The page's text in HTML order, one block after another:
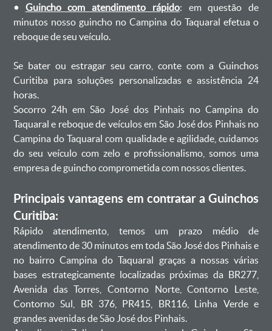
• Guincho com atendimento rápido: em questão de
minutos nosso guincho no Campina do Taquaral efetua o
reboque de seu veículo.
Se bater ou estragar seu carro, conte com a Guinchos
Curitiba para soluções personalizadas e assistência 24
horas.
Socorro 24h em São José dos Pinhais no Campina do
Taquaral e reboque de veículos em São José dos Pinhais no
Campina do Taquaral com qualidade e agilidade, cuidamos
do seu veículo com zelo e profissionalismo, somos uma
empresa de guincho comprometida com nossos clientes.
Principais vantagens em contratar a Guinchos
Curitiba:
Rápido atendimento, temos um prazo médio de
atendimento de 30 minutos em toda São José dos Pinhais e
no bairro Campina do Taquaral graças a nossas várias
bases estrategicamente localizadas próximas da BR277,
Avenida das Torres, Contorno Norte, Contorno Leste,
Contorno Sul, BR 376, PR415, BR116, Linha Verde e
grandes avenidas de São José dos Pinhais.